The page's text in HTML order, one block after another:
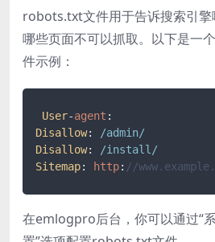
robots.txt文件用于告诉搜索引擎
哪些页面不可以抓取。以下是一
件示例：
User-agent
Disallow:
/admin/
Disallow:
/install/
Sitemap: http: //
在emlogpro后台，你可以通过“